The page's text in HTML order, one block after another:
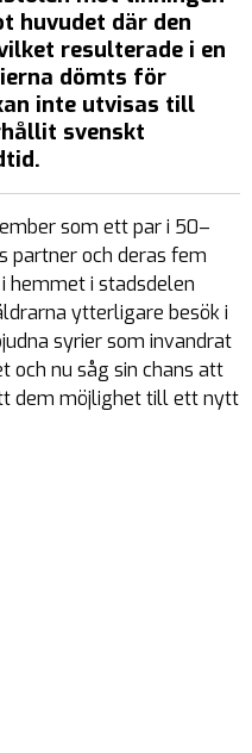
huvudet där den
resulterade i en
dömts för
inte utvisas till
svenskt
som ett par i 50–
partner och deras fem
hemmet i stadsdelen
ytterligare besök i
syrier som invandrat
och nu såg sin chans att
dem möjlighet till ett nytt